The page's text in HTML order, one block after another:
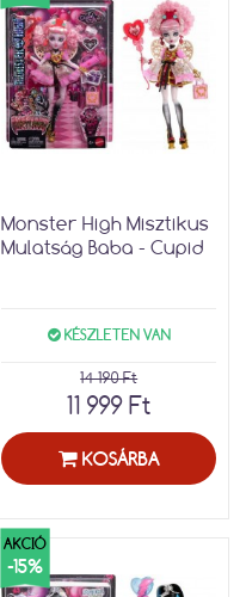
Monster High Misztikus
Mulatság Baba - Cupid
KÉSZLETEN VAN
14 190 Ft
11 999 Ft
KOSÁRBA
AKCIÓ
-15%